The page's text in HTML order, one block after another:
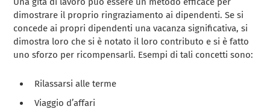
dimostrare il proprio ringraziamento ai dipendenti. Se si
concede ai propri dipendenti una vacanza significativa, si
dimostra loro che si è notato il loro contributo e si è fatto
uno sforzo per ricompensarli. Esempi di tali concetti sono:
Rilassarsi alle terme
Viaggio d’affari